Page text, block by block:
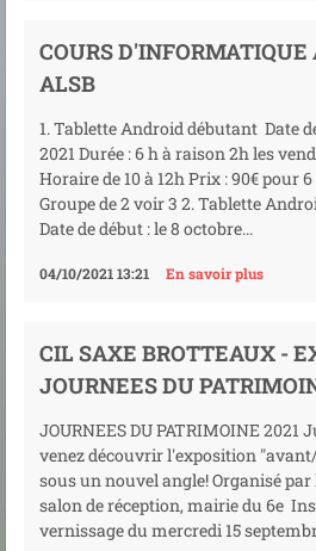
COURS D'INFORMATIQUE
ALSB
1. Tablette Android débutant Date
2021 Durée : 6 h à raison 2h les
Horaire de 10 à 12h Prix : 90€ pour
Groupe de 2 voir 3 2. Tablette
Date de début : le 8 octobre...
04/10/2021 13:21 En savoir plus
CIL SAXE BROTTEAUX -
JOURNEES DU
JOURNEES DU PATRIMOINE 2021
venez découvrir l'exposition
sous un nouvel angle! Organisé par
salon de réception, mairie du 6e
vernissage du mercredi 15